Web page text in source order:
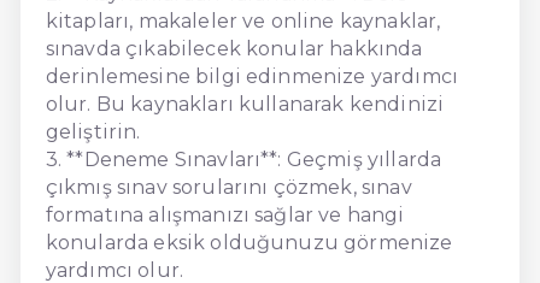
kitapları, makaleler ve online kaynaklar,
sınavda çıkabilecek konular hakkında
derinlemesine bilgi edinmenize yardımcı
olur. Bu kaynakları kullanarak kendinizi
geliştirin.
3. **Deneme Sınavları**: Geçmiş yıllarda
çıkmış sınav sorularını çözmek, sınav
formatına alışmanızı sağlar ve hangi
konularda eksik olduğunuzu görmenize
yardımcı olur.